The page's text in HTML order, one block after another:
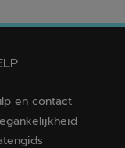
en contact